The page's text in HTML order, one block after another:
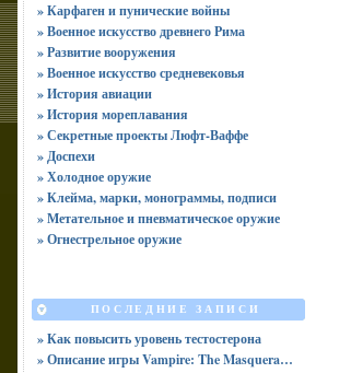
» Карфаген и пунические войны
» Военное искусство древнего Рима
» Развитие вооружения
» Военное искусство средневековья
» История авиации
» История мореплавания
» Секретные проекты Люфт-Ваффе
» Доспехи
» Холодное оружие
» Клейма, марки, монограммы, подписи
» Метательное и пневматическое оружие
» Огнестрельное оружие
ПОСЛЕДНИЕ ЗАПИСИ
» Как повысить уровень тестостерона
» Описание игры Vampire: The Masquerade -- Bloodhunt (2022)